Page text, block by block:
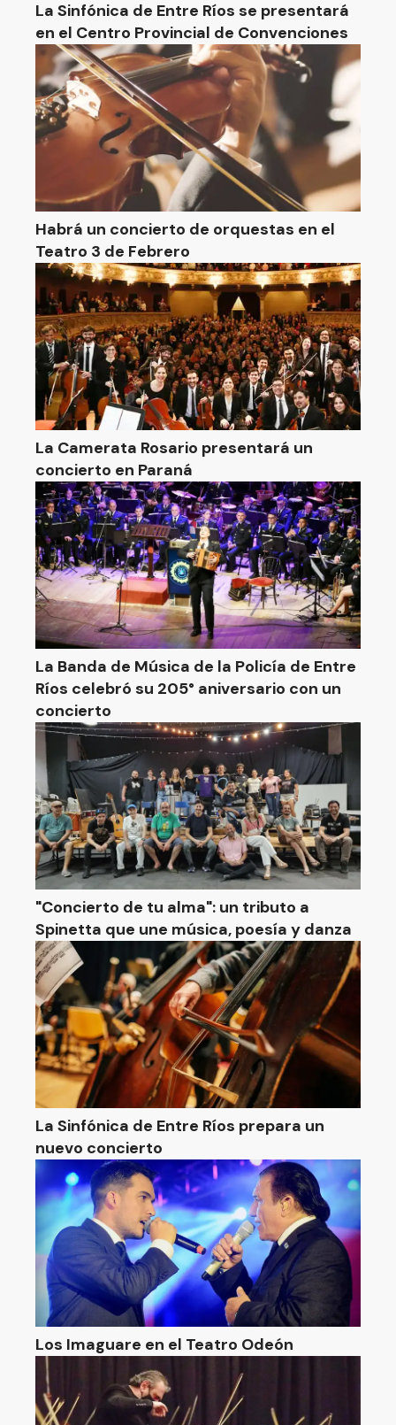
La Sinfónica de Entre Ríos se presentará
en el Centro Provincial de Convenciones
Habrá un concierto de orquestas en el
Teatro 3 de Febrero
La Camerata Rosario presentará un
concierto en Paraná
La Banda de Música de la Policía de Entre
Ríos celebró su 205° aniversario con un
concierto
"Concierto de tu alma": un tributo a
Spinetta que une música, poesía y danza
La Sinfónica de Entre Ríos prepara un
nuevo concierto
Los Imaguare en el Teatro Odeón